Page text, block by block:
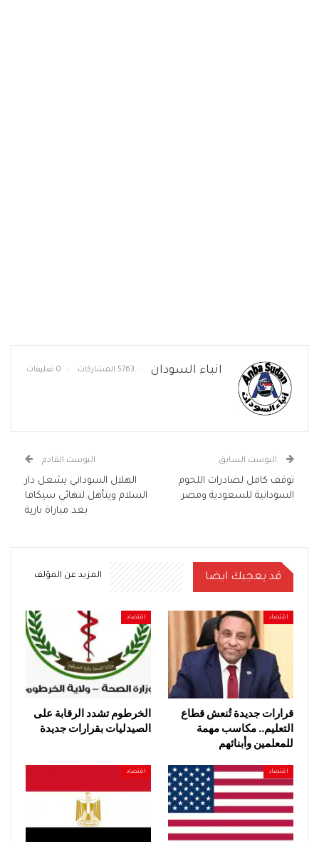
انباء السودان 5763 المشاركات 0 تعليقات
البوست السابق
توقف كامل لصادرات اللحوم
السودانية للسعودية ومصر
البوست القادم
الهلال السوداني يشعل دار
السلام ويتأهل لنهائي سيكافا
بعد مباراة نارية
قد يعجبك ايضا المزيد عن المؤلف
اقتصاد
قرارات جديدة تُنعش قطاع
التعليم.. مكاسب مهمة
للمعلمين وأبنائهم
اقتصاد
الخرطوم تشدد الرقابة على
الصيدليات بقرارات جديدة
اقتصاد اقتصاد